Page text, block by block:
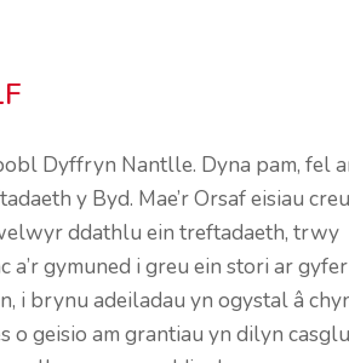
Dyffryn Nantlle. Dyna pam, fel
y Byd. Mae’r Orsaf eisiau
ddathlu ein treftadaeth, trwy
gymuned i greu ein stori ar
i brynu adeiladau yn ogystal â
o geisio am grantiau yn dilyn